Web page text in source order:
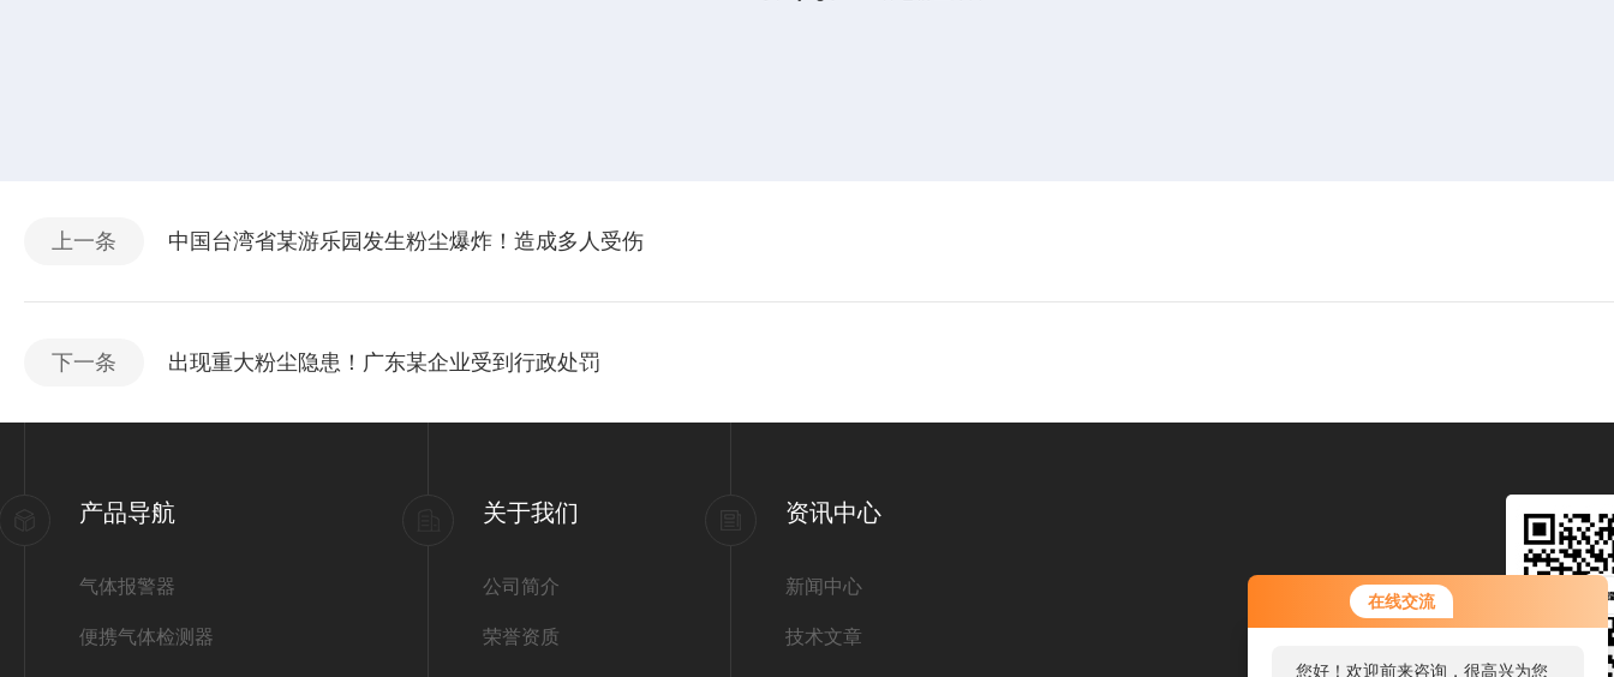
在线交流
您好！欢迎前来咨询，很高兴为您
上一条 中国台湾省某游乐园发生粉尘爆炸！造成多人受伤
下一条 出现重大粉尘隐患！广东某企业受到行政处罚
产品导航
气体报警器
便携气体检测器
关于我们
公司简介
荣誉资质
资讯中心
新闻中心
技术文章